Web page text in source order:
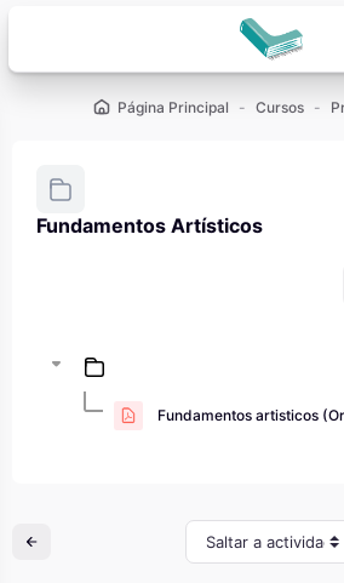
Página Principal Cursos
Fundamentos Artísticos
Fundamentos artisticos
Saltar a actividad